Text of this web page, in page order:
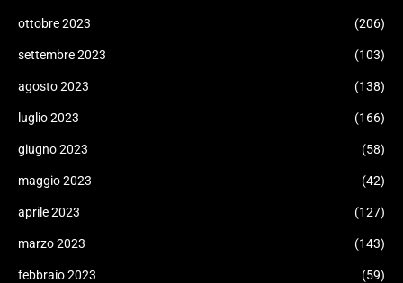
ottobre 2023 (206)
settembre 2023 (103)
agosto 2023 (138)
luglio 2023 (166)
giugno 2023 (58)
maggio 2023 (42)
aprile 2023 (127)
marzo 2023 (143)
febbraio 2023 (59)